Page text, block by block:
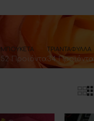
ΜΠΟΥΚΈΤΑ
52 Προϊόντα
ΤΡΙΑΝΤΆΦΥΛΛΑ
34 Προϊόντα